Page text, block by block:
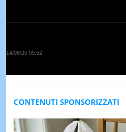
14/08/25 09:52